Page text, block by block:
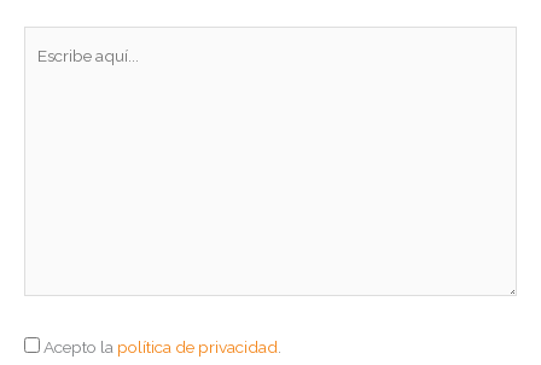
Acepto la política de privacidad.